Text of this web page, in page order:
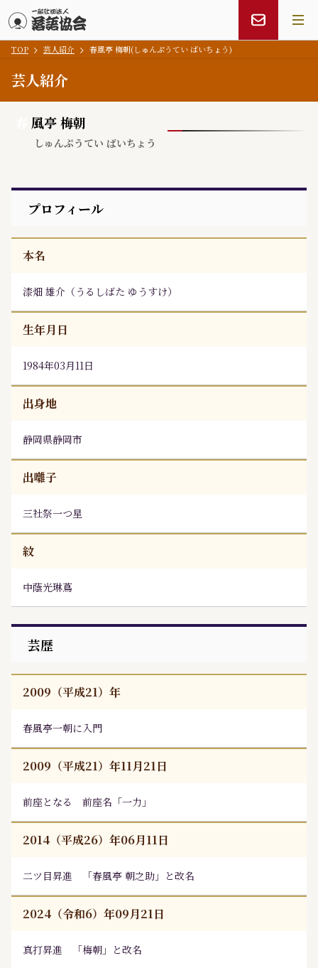
TOP 芸人紹介 春風亭 梅朝(しゅんぷうてい ばいちょう)
芸人紹介
風亭 梅朝
しゅんぷうてい ばいちょう
プロフィール
本名
漆畑 雄介 （ うるしばた ゆうすけ）
生年月日
1984年03月11日
出身地
静岡県静岡市
出囃子
三社祭一つ星
紋
中蔭光琳蔦
芸歴
2009（平成21）年
春風亭一朝に入門
2009（平成21）年11月21日
前座となる 前座名「一力」
2014（平成26）年06月11日
二ツ目昇進 「春風亭 朝之助」と改名
2024（令和6）年09月21日
真打昇進 「梅朝」と改名